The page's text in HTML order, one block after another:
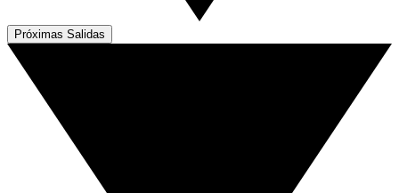
Próximas Salidas